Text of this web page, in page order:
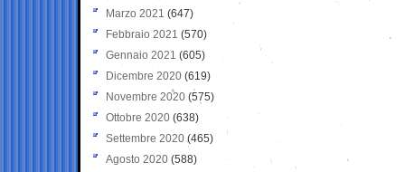
Marzo 2021 (647)
Febbraio 2021 (570)
Gennaio 2021 (605)
Dicembre 2020 (619)
Novembre 2020 (575)
Ottobre 2020 (638)
Settembre 2020(465)
Agosto 2020 (588)